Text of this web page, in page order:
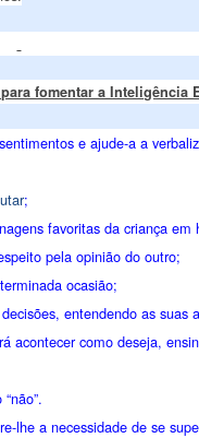
fomentar a Inteligência
e ajude-a a
;
favoritas da criança
pela opinião do outro;
ocasião;
entendendo as suas
acontecer como deseja,
lhe a necessidade de se